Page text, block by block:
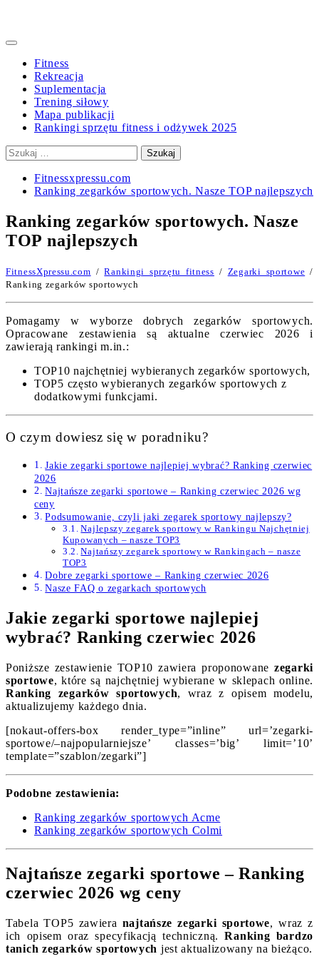
Primary
Fitness
Rekreacja
Suplementacja
Trening siłowy
Mapa publikacji
Rankingi sprzętu fitness i odżywek 2025
Szukaj:
Fitnessxpressu.com
Ranking zegarków sportowych. Nasze TOP najlepszych
Ranking zegarków sportowych. Nasze
TOP najlepszych
FitnessXpressu.com /Rankingi sprzętu fitness / Zegarki sportowe /
Ranking zegarków sportowych
Pomagamy w wyborze dobrych zegarków sportowych.
Opracowane zestawienia są aktualne czerwiec 2026 i
zawierają rankingi m.in.:
TOP10 najchętniej wybieranych zegarków sportowych,
TOP5 często wybieranych zegarków sportowych z
dodatkowymi funkcjami.
O czym dowiesz się w poradniku?
Jakie zegarki sportowe najlepiej wybrać? Ranking czerwiec
2026
Najtańsze zegarki sportowe – Ranking czerwiec 2026 wg
ceny
Podsumowanie, czyli jaki zegarek sportowy najlepszy?
Najlepszy zegarek sportowy w Rankingu Najchętniej
Kupowanych – nasze TOP3
Najtańszy zegarek sportowy w Rankingach – nasze
TOP3
Dobre zegarki sportowe – Ranking czerwiec 2026
Nasze FAQ o zegarkach sportowych
Jakie zegarki sportowe najlepiej
wybrać? Ranking czerwiec 2026
Poniższe zestawienie TOP10 zawiera proponowanezegarki
sportowe, które są najchętniej wybierane w sklepach online.
Ranking zegarków sportowych, wraz z opisem modelu,
aktualizujemy każdego dnia.
[nokaut-offers-box render_type=”inline” url=’zegarki-
sportowe/–najpopularniejsze’ classes=’big’ limit=’10’
template=”szablon/zegarki”]
Podobne zestawienia:
Ranking zegarków sportowych Acme
Ranking zegarków sportowych Colmi
Najtańsze zegarki sportowe – Ranking
czerwiec 2026 wg ceny
Tabela TOP5 zawiera najtańsze zegarki sportowe, wraz z
ich opisem oraz specyfikacją techniczną.Ranking bardzo
tanich zegarków sportowych jest aktualizowany na bieżąco.